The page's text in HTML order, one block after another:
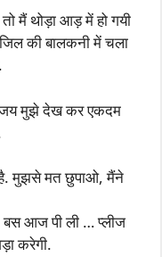
मैं थोड़ा आड़ में हो गयी
की बालकनी में चला
मुझे देख कर एकदम
मुझसे मत छुपाओ, मैंने
बस आज पी ली … प्लीज
करेगी.